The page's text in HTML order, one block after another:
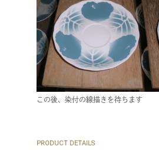
この後、染付の線描きを待ちます
PRODUCT DETAILS